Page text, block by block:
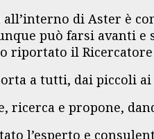
di Aster è
può farsi avanti e
riportato il
a tutti, dai piccoli
ricerca e propone,
l’esperto e